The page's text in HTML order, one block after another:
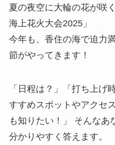
夏の夜空に大輪の花が咲
海上花火大会2025」
今年も、香住の海で迫力
節がやってきます！
「日程は？」「打ち上げ
すすめスポットやアクセ
も知りたい！」 そんなあ
分かりやすく答えます。